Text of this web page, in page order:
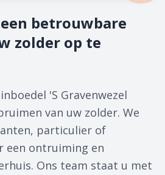
betrouwbare
zolder op te
'S Gravenwezel
van uw zolder. We
particulier of
een ontruiming en
Ons team staat u met